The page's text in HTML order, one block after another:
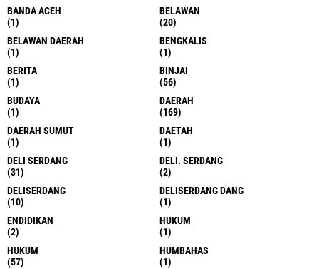
BANDA ACEH
(1)
BELAWAN
(20)
BELAWAN DAERAH
(1)
BENGKALIS
(1)
BERITA
(1)
BINJAI
(56)
BUDAYA
(1)
DAERAH
(169)
DAERAH SUMUT
(1)
DAETAH
(1)
DELI SERDANG
(31)
DELI. SERDANG
(2)
DELISERDANG
(10)
DELISERDANG DANG
(1)
ENDIDIKAN
(2)
HUKUM
(1)
HUKUM
(57)
HUMBAHAS
(1)